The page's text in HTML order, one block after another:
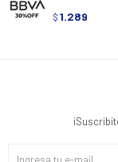
$ 1.289